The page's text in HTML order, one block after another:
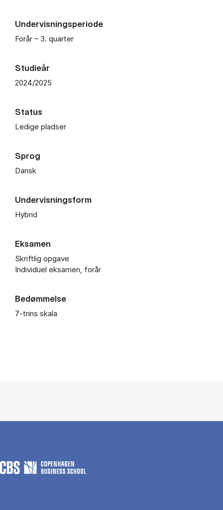
Undervisningsperiode
Forår – 3. quarter
Studieår
2024/2025
Status
Ledige pladser
Sprog
Dansk
Undervisningsform
Hybrid
Eksamen
Skriftlig opgave
Individuel eksamen, forår
Bedømmelse
7-trins skala